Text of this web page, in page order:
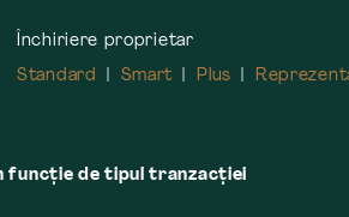
Închiriere proprietar
Standard
Smart Plus
funcție de tipul tranzacției